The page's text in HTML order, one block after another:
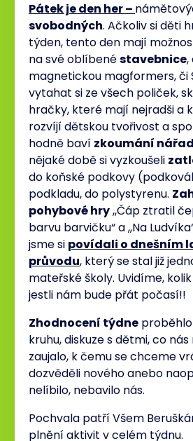
Pátek je den her –
svobodných. Ačkoliv si děti
týden, tento den mají
na své oblíbenéstavebnice,
magnetickou magformers, či
vytahat si ze všech poliček,
hračky, které mají nejradši a
rozvíjí dětskou tvořivost a
hodně baví zkoumání
nějaké době si vyzkoušeli
do koňské podkovy
podkladu, do polystyrenu.
pohybové hry,,Čáp ztratil
barvu barvičku“ a ,,Na
jsme si povídali o dnešním
průvodu, který se stal již
mateřské školy. Uvidíme,
jestli nám bude přát počasí!!
Zhodnocení týdne
kruhu, diskuze s dětmi, co
zaujalo, k čemu se chceme
dozvěděli nového anebo
nelíbilo, nebavilo nás.
Pochvala patří Všem
plnění aktivit v celém týdnu.